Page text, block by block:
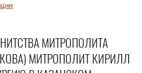
МИТРОПОЛИТА
МИТРОПОЛИТ КИРИЛЛ